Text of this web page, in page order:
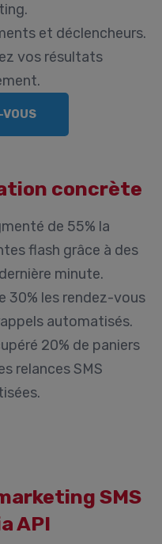
et déclencheurs.
vos résultats
concrète
de 55% la
flash grâce à des
minute.
30% les rendez-vous
automatisés.
20% de paniers
relances SMS
SMS
API